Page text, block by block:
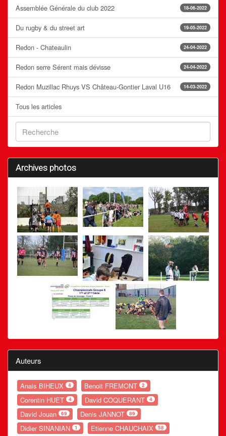
18-06-2022
Assemblée Générale du club 2022
19-05-2022
Du rugby & du street art
24-04-2022
Redon - Chateaulin
24-04-2022
Redon serre Sérent mais dévisse
14-03-2022
Redon Muzillac Rhuys VS Château-Gontier Laval U16
Tous les articles
Archives photos
Auteurs
Anais BIHEUX 4 Benoit FREMONT 2
Corentin HUET 4 David COQUERANT 4
David Jouan 69 Denis JANNOT 89
Didier SINANIAN 1 Etienne CHAUCHAIX 58